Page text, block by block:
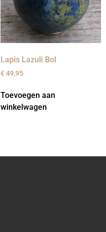
Lapis Lazuli Bol
€49,95
Toevoegen aan
winkelwagen